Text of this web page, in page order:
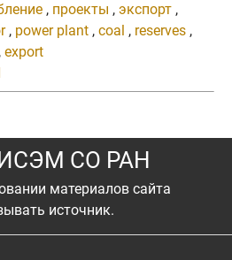
, проекты , экспорт ,
, power plant , coal , reserves ,
, export
СО РАН
материалов сайта
источник.